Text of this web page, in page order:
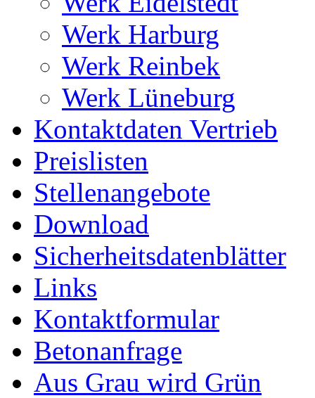
Werk Harburg
Werk Reinbek
Werk Lüneburg
Kontaktdaten Vertrieb
Preislisten
Stellenangebote
Download
Sicherheitsdatenblätter
Links
Kontaktformular
Betonanfrage
Aus Grau wird Grün